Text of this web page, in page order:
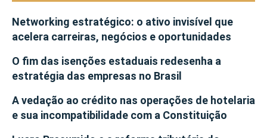
Networking estratégico: o ativo invisível que
acelera carreiras, negócios e oportunidades
O fim das isenções estaduais redesenha a
estratégia das empresas no Brasil
A vedação ao crédito nas operações de hotelaria
e sua incompatibilidade com a Constituição